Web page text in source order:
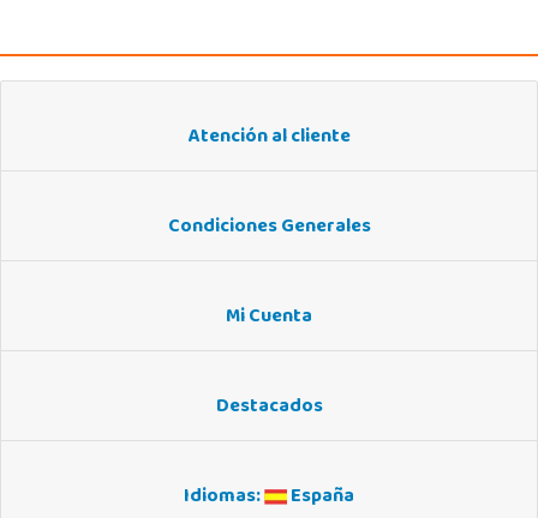
Atención al cliente
Condiciones Generales
Mi Cuenta
Destacados
Idiomas: España